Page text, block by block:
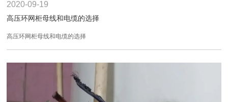
2020-09-19
高压环网柜母线和电缆的选择
高压环网柜母线和电缆的选择